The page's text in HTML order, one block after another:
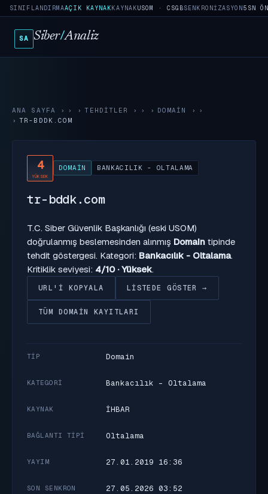
SINIFLANDIRMAAÇIK KAYNAKKAYNAKUSOM · CSGBSENKRONIZASYON5SN
SA Siber/Analiz
ANA SAYFA › TEHDITLER › DOMAIN
›
TR-BDDK.COM
4
YÜKSEK
DOMAIN BANKACILIK - OLTALAMA
tr-bddk.com
T.C. Siber Güvenlik Başkanlığı (eski USOM)
doğrulanmış beslemesinden alınmış Domain tipinde
tehdit göstergesi. Kategori: Bankacılık - Oltalama.
Kritiklik seviyesi: 4/10 · Yüksek.
URL'I KOPYALA LISTEDE GÖSTER →
TÜM DOMAIN KAYITLARI
TIP Domain
KATEGORI Bankacılık - Oltalama
KAYNAK İHBAR
BAĞLANTI TIPI Oltalama
YAYIM 27.01.2019 16:36
SON SENKRON 27.05.2026 03:52